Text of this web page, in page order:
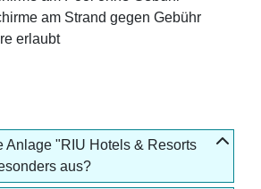
am Strand gegen Gebühr
erlaubt
Anlage "RIU Hotels & Resorts
aus?